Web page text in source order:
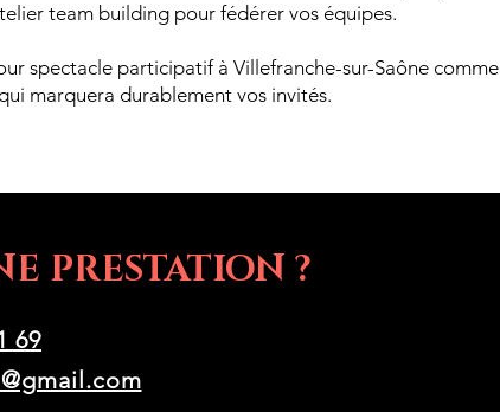
team building pour fédérer vos équipes.
spectacle participatif à Villefranche-sur-Saône comme
marquera durablement vos invités.
PRESTATION ?
69